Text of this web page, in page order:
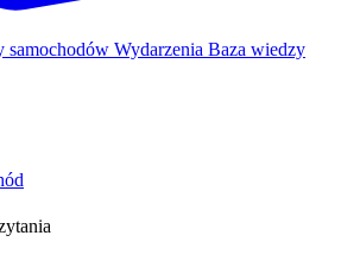
samochodów Wydarzenia Baza wiedzy